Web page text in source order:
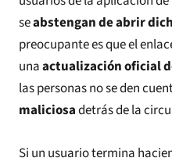
seabstengan de abrir
preocupante es que el
unaactualización oficial
las personas no se den
maliciosadetrás de la
Si un usuario termina